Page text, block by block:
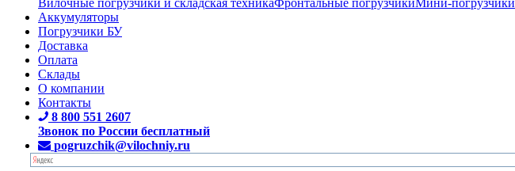
Аккумуляторы
Погрузчики БУ
Доставка
Оплата
Склады
О компании
Контакты
8 800 551 2607
Звонок по России бесплатный
pogruzchik@vilochniy.ru